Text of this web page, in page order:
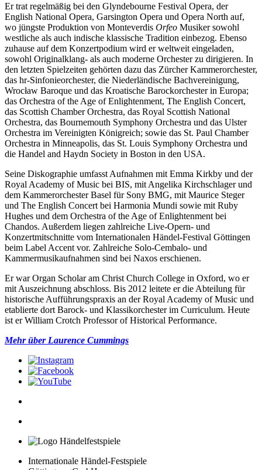
Er trat regelmäßig bei den Glyndebourne Festival Opera, der
English National Opera, Garsington Opera und Opera North auf,
wo jüngste Produktion von Monteverdis Orfeo Musiker sowohl
westliche als auch indische klassische Tradition einbezog. Ebenso
zuhause auf dem Konzertpodium wird er weltweit eingeladen,
sowohl Originalklang- als auch moderne Orchester zu dirigieren. In
den letzten Spielzeiten gehörten dazu das Zürcher Kammerorchester,
das hr-Sinfonieorchester, die Niederländische Bachvereinigung,
Wrocław Baroque und das Kroatische Barockorchester in Europa;
das Orchestra of the Age of Enlightenment, The English Concert,
das Scottish Chamber Orchestra, das Royal Scottish National
Orchestra, das Bournemouth Symphony Orchestra und das Ulster
Orchestra im Vereinigten Königreich; sowie das St. Paul Chamber
Orchestra in Minneapolis, das St. Louis Symphony Orchestra und
die Handel and Haydn Society in Boston in den USA.
Seine Diskographie umfasst Aufnahmen mit Emma Kirkby und der
Royal Academy of Music bei BIS, mit Angelika Kirchschlager und
dem Kammerorchester Basel für Sony BMG, mit Maurice Steger
und The English Concert bei Harmonia Mundi sowie mit Ruby
Hughes und dem Orchestra of the Age of Enlightenment bei
Chandos. Außerdem liegen zahlreiche Live-Opern- und
Konzertmitschnitte vom Internationalen Händel-Festival Göttingen
beim Label Accent vor. Zahlreiche Solo-Cembalo- und
Kammermusikaufnahmen sind bei Naxos erschienen.
Er war Organ Scholar am Christ Church College in Oxford, wo er
mit Auszeichnung abschloss. Bis 2012 leitete er die Abteilung für
historische Aufführungspraxis an der Royal Academy of Music und
etablierte dort Barock- und Klassikorchester im Curriculum. Heute
ist er William Crotch Professor of Historical Performance.
Mehr über Laurence Cummings
Internationale Händel-Festspiele